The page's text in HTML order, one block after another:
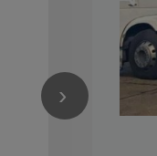
vor 1
★★★★★
Alles
›